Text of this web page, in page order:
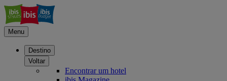
Menu
Destino
Voltar
Encontrar um hotel